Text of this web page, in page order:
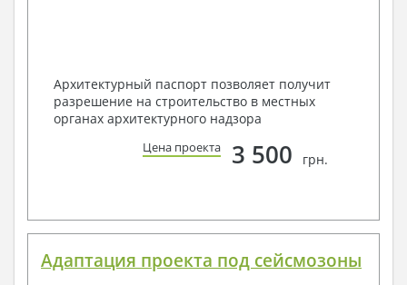
Архитектурный паспорт позволяет получит
разрешение на строительство в местных
органах архитектурного надзора
Цена проекта 3 500 грн.
Адаптация проекта под сейсмозоны